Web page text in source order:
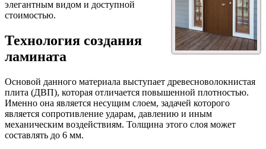
элегантным видом и доступной
стоимостью.
Технология создания
ламината
Основой данного материала выступает древесноволокнистая
плита (ДВП), которая отличается повышенной плотностью.
Именно она является несущим слоем, задачей которого
является сопротивление ударам, давлению и иным
механическим воздействиям. Толщина этого слоя может
составлять до 6 мм.